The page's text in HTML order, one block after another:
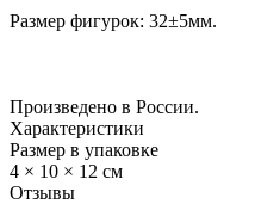
Размер фигурок: 32±5мм.
Произведено в России.
Характеристики
Размер в упаковке
4 × 10 × 12 см
Отзывы